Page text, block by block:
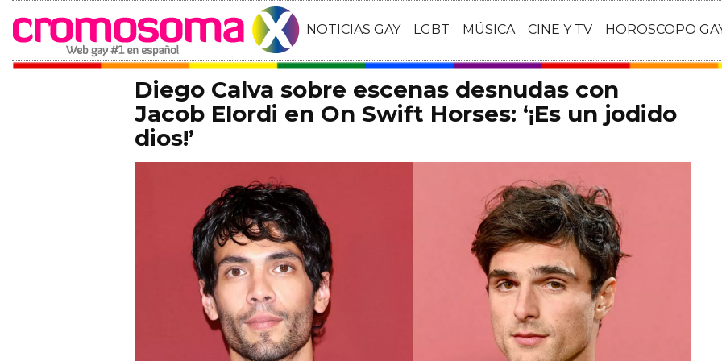
NOTICIAS GAY LGBT MÚSICA CINE Y TV HOROSCOPO
Diego Calva sobre escenas desnudas con
Jacob Elordi en On Swift Horses: ‘¡Es un jodido
dios!’